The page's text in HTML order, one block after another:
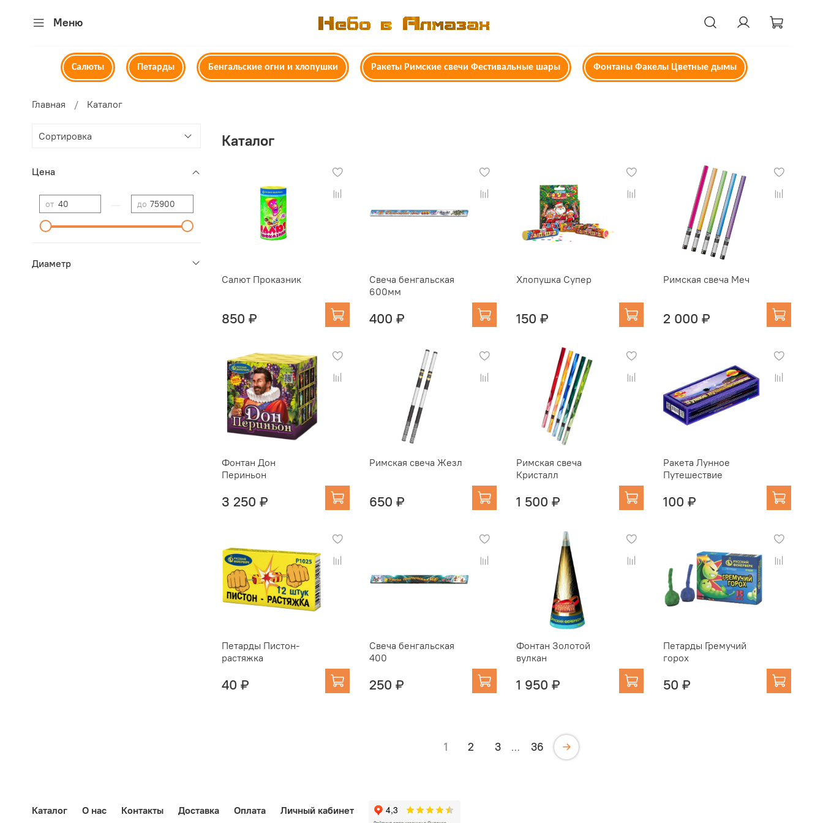
Меню
Салюты Петарды Бенгальские огни и хлопушки Ракеты Римские свечи Фестивальные шары Фонтаны Факелы Цветные дымы
Главная Каталог
Каталог
Салют Проказник
850 ₽
Свеча бенгальская
600мм
400 ₽
Хлопушка Супер
150 ₽
Римская свеча Меч
2 000 ₽
Фонтан Дон
Периньон
3 250 ₽
Римская свеча Жезл
650 ₽
Римская свеча
Кристалл
1 500 ₽
Ракета Лунное
Путешествие
100 ₽
Петарды Пистон-
растяжка
40 ₽
Свеча бенгальская
400
250 ₽
Фонтан Золотой
вулкан
1 950 ₽
Петарды Гремучий
горох
50 ₽
1 2 3 … 36
Цена
от до
Диаметр
Каталог О нас Контакты Доставка Оплата Личный кабинет